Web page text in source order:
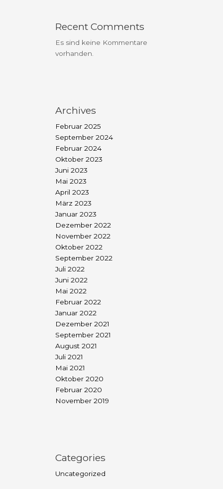
Recent Comments
Es sind keine Kommentare
vorhanden.
Archives
Februar 2025
September 2024
Februar 2024
Oktober 2023
Juni 2023
Mai 2023
April 2023
März 2023
Januar 2023
Dezember 2022
November 2022
Oktober 2022
September 2022
Juli 2022
Juni 2022
Mai 2022
Februar 2022
Januar 2022
Dezember 2021
September 2021
August 2021
Juli 2021
Mai 2021
Oktober 2020
Februar 2020
November 2019
Categories
Uncategorized